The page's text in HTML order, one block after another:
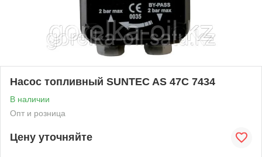
Насос топливный SUNTEC AS 47C 7434
В наличии
Опт и розница
Цену уточняйте